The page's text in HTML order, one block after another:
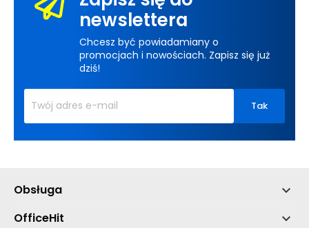
newslettera
Chcesz być powiadamiany o
promocjach i nowościach. Zapisz się już
dziś!
Obsługa 
OfficeHit 